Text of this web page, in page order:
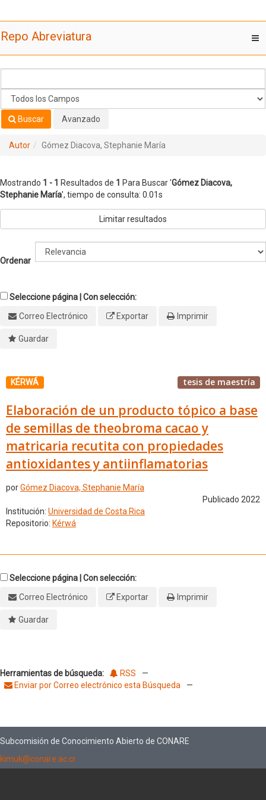
Stephanie María
Repo Abreviatura
Buscar Avanzado
Autor Gómez Diacova, Stephanie María
Mostrando 1 - 1 Resultados de 1 Para Buscar 'Gómez Diacova,
Stephanie María', tiempo de consulta: 0.01s
Limitar resultados
Ordenar
Seleccione página | Con selección:
Correo Electrónico
Exportar Imprimir
Guardar
KÉRWÁ tesis de maestría
Elaboración de un producto tópico a base
de semillas de theobroma cacao y
matricaria recutita con propiedades
antioxidantes y antiinflamatorias
porGómez Diacova, Stephanie María
Publicado 2022
Institución: Universidad de Costa Rica
Repositorio: Kérwá
Seleccione página | Con selección:
Correo Electrónico
Exportar Imprimir
Guardar
Herramientas de búsqueda: RSS
—
Enviar por Correo electrónico esta Búsqueda
—
Subcomisión de Conocimiento Abierto de CONARE
kimuk@conare.ac.cr